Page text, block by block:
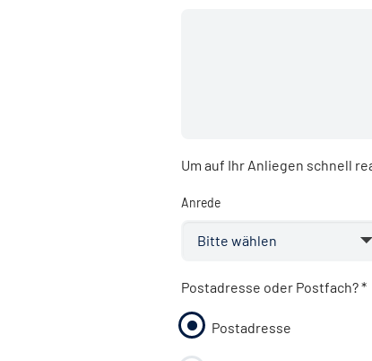
Um auf Ihr Anliegen schnell
Anrede
Postadresse oder Postfach?*
Postadresse